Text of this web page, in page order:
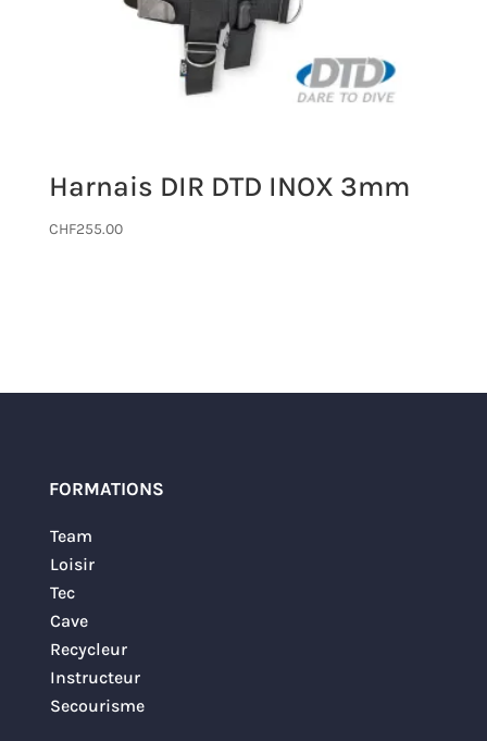
Harnais DIR DTD INOX 3mm
CHF255.00
FORMATIONS
Team
Loisir
Tec
Cave
Recycleur
Instructeur
Secourisme